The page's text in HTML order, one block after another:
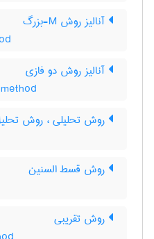
آنالیز روش M-بزرگ
آنالیز روش دو فازی
روش تحلیلی ، روش
روش قسط السنین
روش تقریبی